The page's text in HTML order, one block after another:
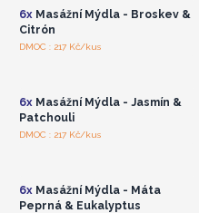
6xMasážní Mýdla - Broskev &
Citrón
DMOC : 217 Kč/kus
Přihlaste se nebo se
6xMasážní Mýdla - Jasmín &
Patchouli
DMOC : 217 Kč/kus
Přihlaste se nebo se
6xMasážní Mýdla - Máta
Peprná & Eukalyptus